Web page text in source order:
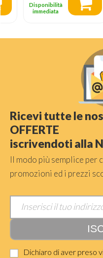
Disponibilità
immediata
Ricevi tutte le
OFFERTE
iscrivendoti alla
Il modo più semplice per
promozioni ed i prezzi
Dichiaro di aver preso